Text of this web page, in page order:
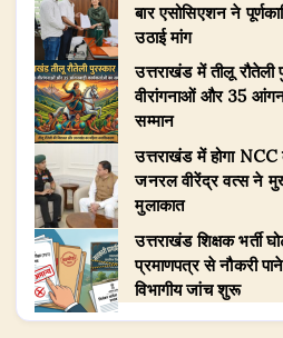
बार एसोसिएशन ने
उठाई मांग
उत्तराखंड में तीलू
वीरांगनाओं और 35
सम्मान
उत्तराखंड में होगा
जनरल वीरेंद्र वत्स ने
मुलाकात
उत्तराखंड शिक्षक भर्ती
प्रमाणपत्र से नौकरी
विभागीय जांच शुरू